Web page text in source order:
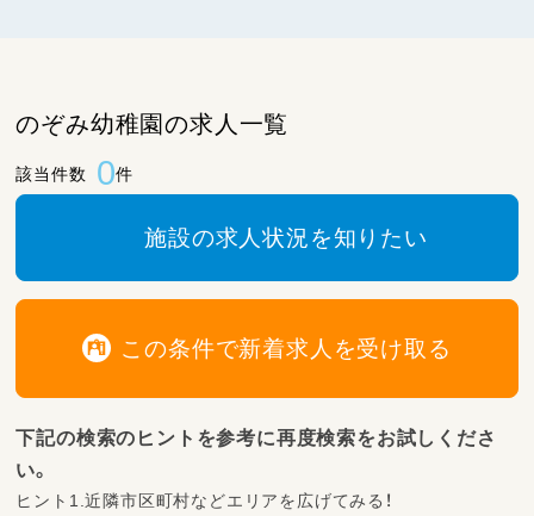
のぞみ幼稚園の求人一覧
該当件数 0件
施設の求人状況を知りたい
この条件で新着求人を受け取る
下記の検索のヒントを参考に再度検索をお試しくださ
い。
ヒント1.近隣市区町村などエリアを広げてみる！